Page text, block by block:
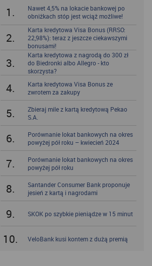
1.
Nawet 4,5% na lokacie bankowej po
obniżkach stóp jest wciąż możliwe!
2.
Karta kredytowa Visa Bonus (RRSO:
22,98%): teraz z jeszcze ciekawszymi
bonusami!
3.
Karta kredytowa z nagrodą do 300 zł
do Biedronki albo Allegro - kto
skorzysta?
4.
Karta kredytowa Visa Bonus ze
zwrotem za zakupy
5.
Zbieraj mile z kartą kredytową Pekao
S.A.
6.
Porównanie lokat bankowych na okres
powyżej pół roku – kwiecień 2024
7.
Porównanie lokat bankowych na okres
powyżej pół roku
8.
Santander Consumer Bank proponuje
jesień z kartą i nagrodami
9. SKOK po szybkie pieniądze w 15 minut
10. VeloBank kusi kontem z dużą premią